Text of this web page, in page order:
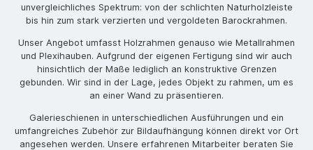
unvergleichliches Spektrum: von der schlichten Naturholzleiste
bis hin zum stark verzierten und vergoldeten Barockrahmen.
Unser Angebot umfasst Holzrahmen genauso wie Metallrahmen
und Plexihauben. Aufgrund der eigenen Fertigung sind wir auch
hinsichtlich der Maße lediglich an konstruktive Grenzen
gebunden. Wir sind in der Lage, jedes Objekt zu rahmen, um es
an einer Wand zu präsentieren.
Galerieschienen in unterschiedlichen Ausführungen und ein
umfangreiches Zubehör zur Bildaufhängung können direkt vor Ort
angesehen werden. Unsere erfahrenen Mitarbeiter beraten Sie